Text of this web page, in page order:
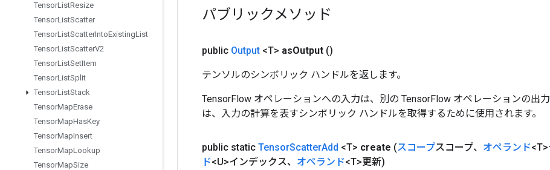
TensorListResize
TensorListScatter
TensorListScatterIntoExistingList
TensorListScatterV2
TensorListSetItem
TensorListSplit
TensorListStack
TensorMapErase
TensorMapHasKey
TensorMapInsert
TensorMapLookup
TensorMapSize
パブリックメソッド
public Output <T> asOutput ()
テンソルのシンボリック ハンドルを返します。
TensorFlow オペレーションへの入力は、別の TensorFlow オペレーションの出
は、入力の計算を表すシンボリック ハンドルを取得するために使用されます。
public static TensorScatterAdd <T> create (スコープスコープ、 オペランド<T>
ド<U>インデックス、 オペランド<T>更新)